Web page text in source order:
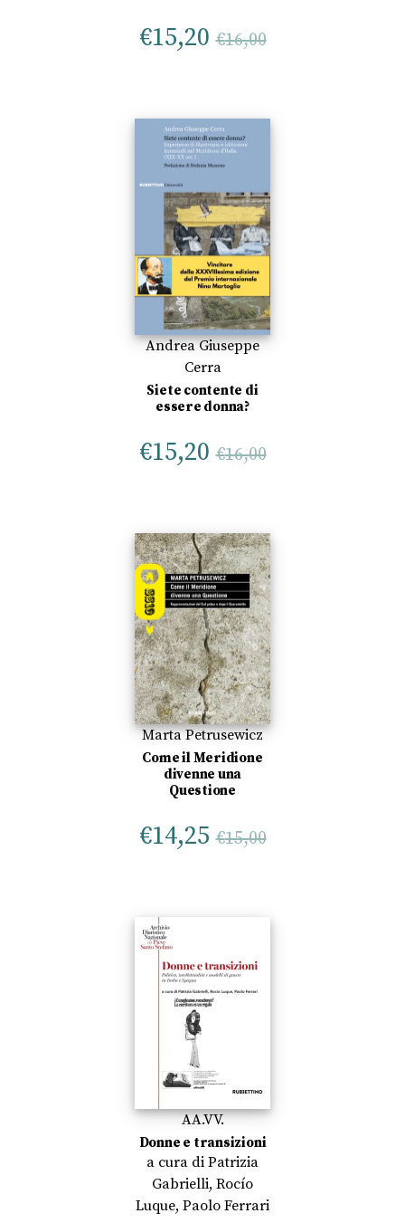
€15,20 €16,00
Andrea Giuseppe
Cerra
Siete contente di
essere donna?
€15,20 €16,00
Marta Petrusewicz
Come il Meridione
divenne una
Questione
€14,25 €15,00
AA.VV.
Donne e transizioni
a cura di Patrizia
Gabrielli, Rocío
Luque, Paolo Ferrari